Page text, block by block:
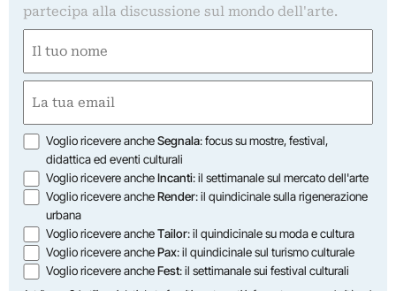
partecipa alla discussione sul mondo dell'arte.
(Obbligatorio)
Nome
(Obbligatorio)
Opzioni
Voglio ricevere ancheSegnala: focus su mostre, festival,
didattica ed eventi culturali
Voglio ricevere ancheIncanti: il settimanale sul mercato dell'arte
Voglio ricevere ancheRender: il quindicinale sulla rigenerazione
urbana
Voglio ricevere ancheTailor: il quindicinale su moda e cultura
Voglio ricevere anchePax: il quindicinale sul turismo culturale
Voglio ricevere ancheFest: il settimanale sui festival culturali